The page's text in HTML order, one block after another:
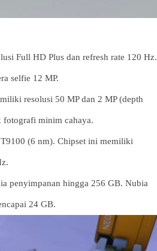
Full HD Plus dan refresh rate 120 Hz.
selfie 12 MP.
resolusi 50 MP dan 2 MP (depth
fotografi minim cahaya.
(6 nm). Chipset ini memiliki
penyimpanan hingga 256 GB. Nubia
24 GB.